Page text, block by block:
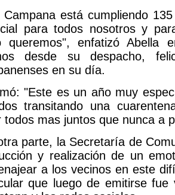
Campana está cumpliendo
para todos nosotros y
queremos", enfatizó Abella
desde su despacho,
en su día.
"Este es un año muy
transitando una
todos mas juntos que nunca a
parte, la Secretaría de
y realización de un
a los vecinos en este
que luego de emitirse fue